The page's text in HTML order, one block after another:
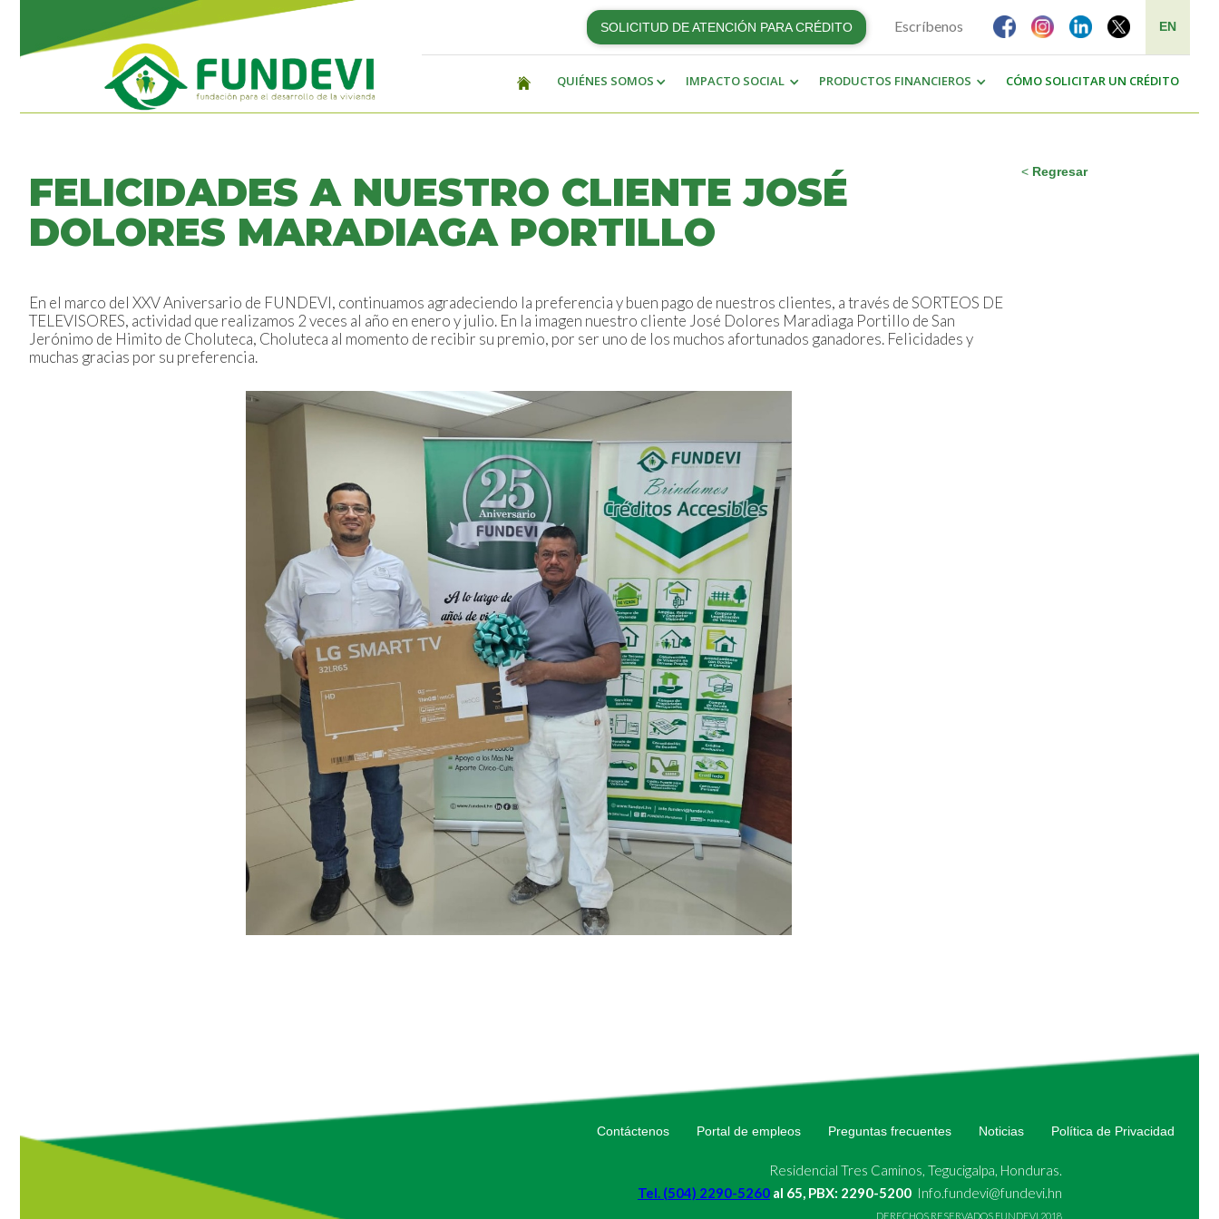
SOLICITUD DE ATENCIÓN PARA CRÉDITO Escríbenos EN
QUIÉNES SOMOS IMPACTO SOCIAL PRODUCTOS FINANCIEROS CÓMO SOLICITAR UN CRÉDITO
< Regresar
FELICIDADES A NUESTRO CLIENTE JOSÉ
DOLORES MARADIAGA PORTILLO
En el marco del XXV Aniversario de FUNDEVI, continuamos agradeciendo la preferencia y buen pago de nuestros clientes, a través de SORTEOS DE
TELEVISORES, actividad que realizamos 2 veces al año en enero y julio. En la imagen nuestro cliente José Dolores Maradiaga Portillo de San
Jerónimo de Himito de Choluteca, Choluteca al momento de recibir su premio, por ser uno de los muchos afortunados ganadores. Felicidades y
muchas gracias por su preferencia.
Contáctenos Portal de empleos Preguntas frecuentes Noticias Política de Privacidad
Residencial Tres Caminos, Tegucigalpa, Honduras.
Tel. (504) 2290-5260 al 65, PBX: 2290-5200 Info.fundevi@fundevi.hn
DERECHOS RESERVADOS FUNDEVI 2018